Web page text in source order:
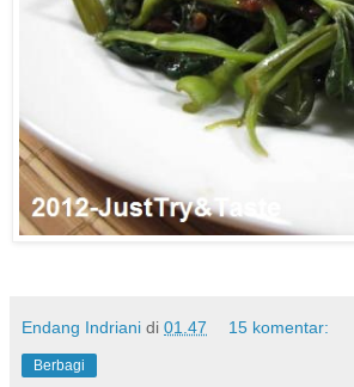
Endang Indriani di 01.47 15 komentar:
Berbagi